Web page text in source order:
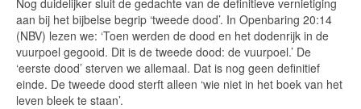
aan bij het bijbelse begrip ‘tweede dood’. In Openbaring 20:14
(NBV) lezen we: ‘Toen werden de dood en het dodenrijk in de
vuurpoel gegooid. Dit is de tweede dood: de vuurpoel.’ De
‘eerste dood’ sterven we allemaal. Dat is nog geen definitief
einde. De tweede dood sterft alleen ‘wie niet in het boek van het
leven bleek te staan’.